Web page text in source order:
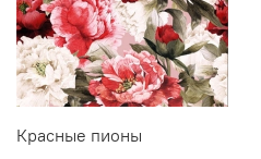
Красные пионы